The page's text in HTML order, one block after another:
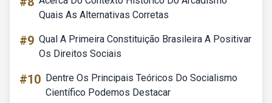
Quais As Alternativas Corretas
#9 Qual A Primeira Constituição Brasileira A Positivar
Os Direitos Sociais
#10 Dentre Os Principais Teóricos Do Socialismo
Científico Podemos Destacar